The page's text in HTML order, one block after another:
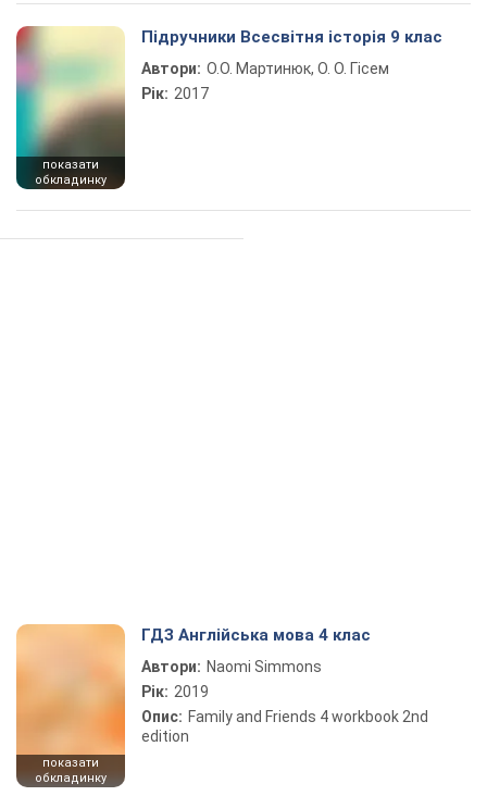
показати
обкладинку
Підручники Всесвітня історія 9 клас
Автори: О.О. Мартинюк, О. О. Гісем
Рік: 2017
показати
обкладинку
ГДЗ Англійська мова 4 клас
Автори: Naomi Simmons
Рік: 2019
Опис: Family and Friends 4 workbook 2nd
edition